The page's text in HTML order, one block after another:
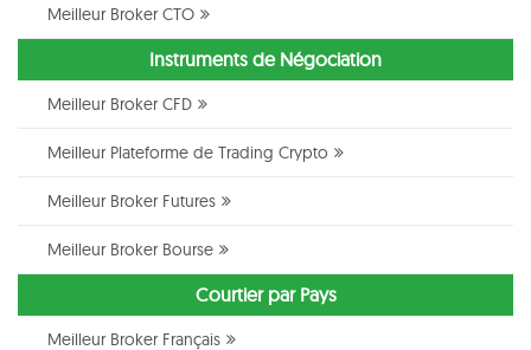
Meilleur Broker CTO
Instruments de Négociation
Meilleur Broker CFD
Meilleur Plateforme de Trading Crypto
Meilleur Broker Futures
Meilleur Broker Bourse
Courtier par Pays
Meilleur Broker Français